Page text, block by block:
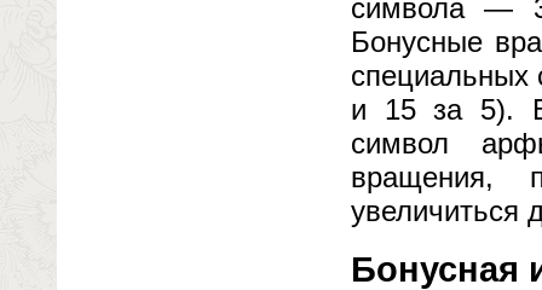
символа —
Бонусные
специальных
и 15 за 5).
символ
вращения,
увеличиться
Бонусная